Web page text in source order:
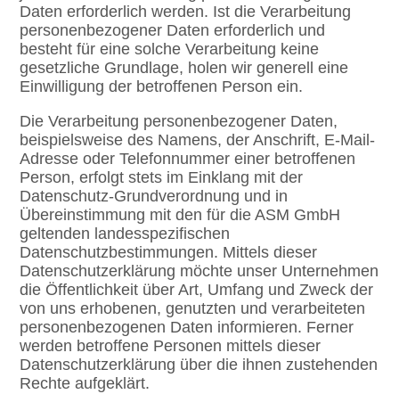
Daten erforderlich werden. Ist die Verarbeitung
personenbezogener Daten erforderlich und
besteht für eine solche Verarbeitung keine
gesetzliche Grundlage, holen wir generell eine
Einwilligung der betroffenen Person ein.
Die Verarbeitung personenbezogener Daten,
beispielsweise des Namens, der Anschrift, E-Mail-
Adresse oder Telefonnummer einer betroffenen
Person, erfolgt stets im Einklang mit der
Datenschutz-Grundverordnung und in
Übereinstimmung mit den für die ASM GmbH
geltenden landesspezifischen
Datenschutzbestimmungen. Mittels dieser
Datenschutzerklärung möchte unser Unternehmen
die Öffentlichkeit über Art, Umfang und Zweck der
von uns erhobenen, genutzten und verarbeiteten
personenbezogenen Daten informieren. Ferner
werden betroffene Personen mittels dieser
Datenschutzerklärung über die ihnen zustehenden
Rechte aufgeklärt.